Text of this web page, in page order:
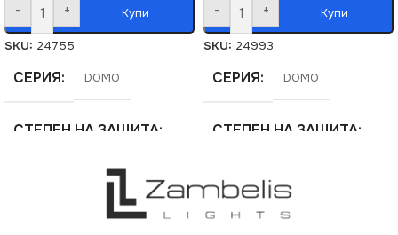
- + Купи
SKU: 24755
СЕРИЯ DOMO
СТЕПЕН НА ЗАЩИТА
- + Купи
SKU: 24993
СЕРИЯ DOMO
СТЕПЕН НА ЗАЩИТА
ЦВЯТ